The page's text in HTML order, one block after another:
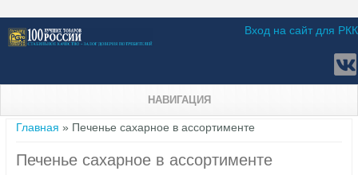
Вход на сайт для РКК
НАВИГАЦИЯ
Вы здесь
Главная » Печенье сахарное в ассортименте
Печенье сахарное в ассортименте